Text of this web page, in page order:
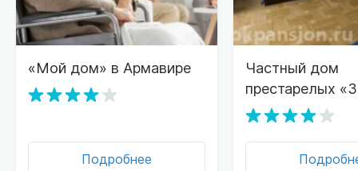
«Мой дом» в Армавире
Подробнее
Частный дом
престарелых
Осень»